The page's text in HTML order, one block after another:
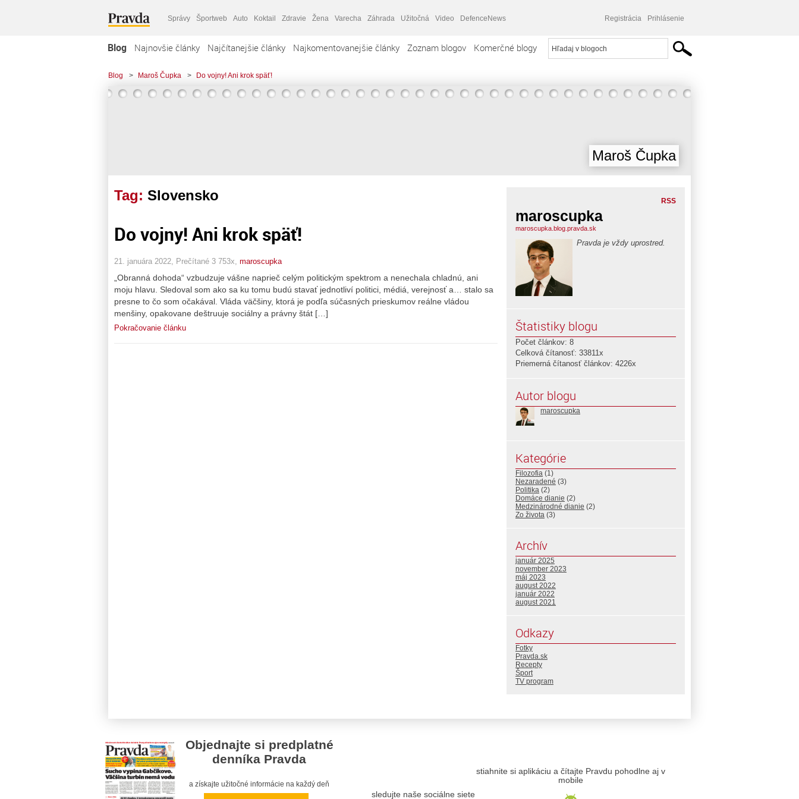
Správy Športweb Auto Koktail Zdravie Žena Varecha Záhrada Užitočná Video DefenceNews Registrácia Prihlásenie
Blog Najnovšie články Najčítanejšie články Najkomentovanejšie články Zoznam blogov Komerčné blogy
Blog > Maroš Čupka > Do vojny! Ani krok späť!
Maroš Čupka
Tag: Slovensko
Do vojny! Ani krok späť!
21. januára 2022, Prečítané 3 753x, maroscupka
„Obranná dohoda“ vzbudzuje vášne naprieč celým politickým spektrom a nenechala chladnú, ani
moju hlavu. Sledoval som ako sa ku tomu budú stavať jednotliví politici, médiá, verejnosť a… stalo sa
presne to čo som očakával. Vláda väčšiny, ktorá je podľa súčasných prieskumov reálne vládou
menšiny, opakovane deštruuje sociálny a právny štát […]
Pokračovanie článku
RSS
maroscupka
maroscupka.blog.pravda.sk
Pravda je vždy uprostred.
Štatistiky blogu
Počet článkov: 8
Celková čítanosť: 33811x
Priemerná čítanosť článkov: 4226x
Autor blogu
maroscupka
Kategórie
Filozofia (1)
Nezaradené (3)
Politika (2)
Domáce dianie (2)
Medzinárodné dianie (2)
Zo života (3)
Archív
január 2025
november 2023
máj 2023
august 2022
január 2022
august 2021
Odkazy
Fotky
Pravda.sk
Recepty
Šport
TV program
Objednajte si predplatné
denníka Pravda
a získajte užitočné informácie na každý deň
sledujte naše sociálne siete
stiahnite si aplikáciu a čítajte Pravdu pohodlne aj v
mobile